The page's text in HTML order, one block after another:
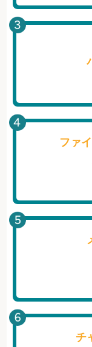
ファ
チ